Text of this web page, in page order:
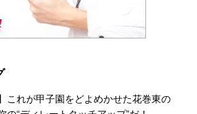
これが甲子園をどよめかせた花巻東の